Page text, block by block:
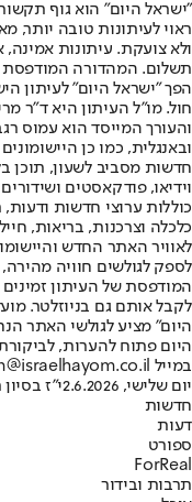
"ישראל היום" הוא גוף
ראוי לעיתונות טובה יותר,
ולא צועקת. עיתונות אמינה,
הפך "ישראל היום" לעיתון
חול. מו"ל העיתון היא ד"ר
והעורך המייסד הוא עמוס
חדשות מסביב לשעון, תוכן
וידיאו, פודקאסטים
כוללות ערוצי חדשות ודעות,
לאוויר האתר החדש
לספק לגולשים חוויה
המודפסת של העיתון
לקבל אותם גם בניוזלטר.
היום" מציע לגולשי האתר
היום פתוח להערות,
במייל hayom@israelhayom.co.il.
יום שלישי, 2.6.2026
י"ז
חדשות
דעות
ספורט
ForReal
תרבות ובידור